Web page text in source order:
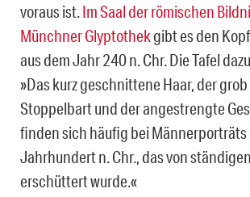
voraus ist.Im Saal der römischen
Münchner Glyptothekgibt es den
aus dem Jahr 240 n. Chr. Die Tafel
»Das kurz geschnittene Haar, der
Stoppelbart und der angestrengte
finden sich häufig bei Männerporträts
Jahrhundert n. Chr., das von
erschüttert wurde.«